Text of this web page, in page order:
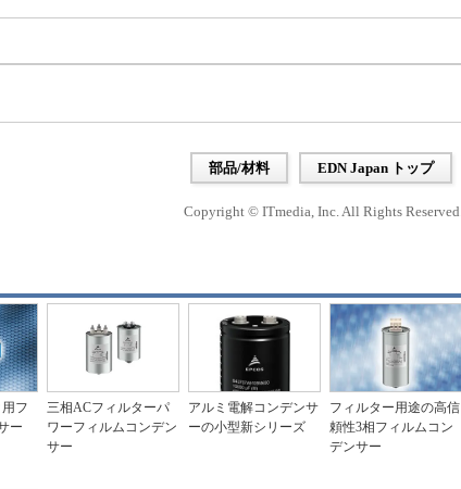
部品/材料 EDN Japan トップ
Copyright © ITmedia, Inc. All Rights Reserved.
フ
ー
三相ACフィルターパ
ワーフィルムコンデン
サー
アルミ電解コンデンサ
ーの小型新シリーズ
フィルター用途の高信
頼性3相フィルムコン
デンサー